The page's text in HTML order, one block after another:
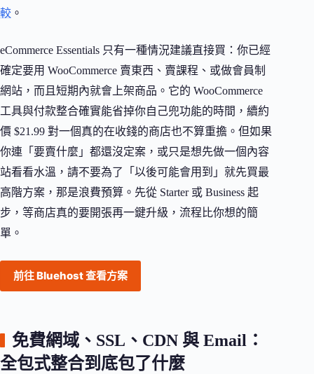
較 。
eCommerce Essentials 只有一種情況建議直接買：你已經
確定要用 WooCommerce 賣東西、賣課程、或做會員制
網站，而且短期內就會上架商品。它的 WooCommerce
工具與付款整合確實能省掉你自己兜功能的時間，續約
價 $21.99 對一個真的在收錢的商店也不算重擔。但如果
你連「要賣什麼」都還沒定案，或只是想先做一個內容
站看看水溫，請不要為了「以後可能會用到」就先買最
高階方案，那是浪費預算。先從 Starter 或 Business 起
步，等商店真的要開張再一鍵升級，流程比你想的簡
單。
前往 Bluehost 查看方案
免費網域、SSL、CDN 與 Email：
全包式整合到底包了什麼